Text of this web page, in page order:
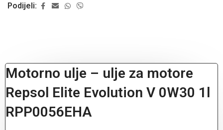
Podijeli:
Motorno ulje – ulje za motore
Repsol Elite Evolution V 0W30 1l
RPP0056EHA